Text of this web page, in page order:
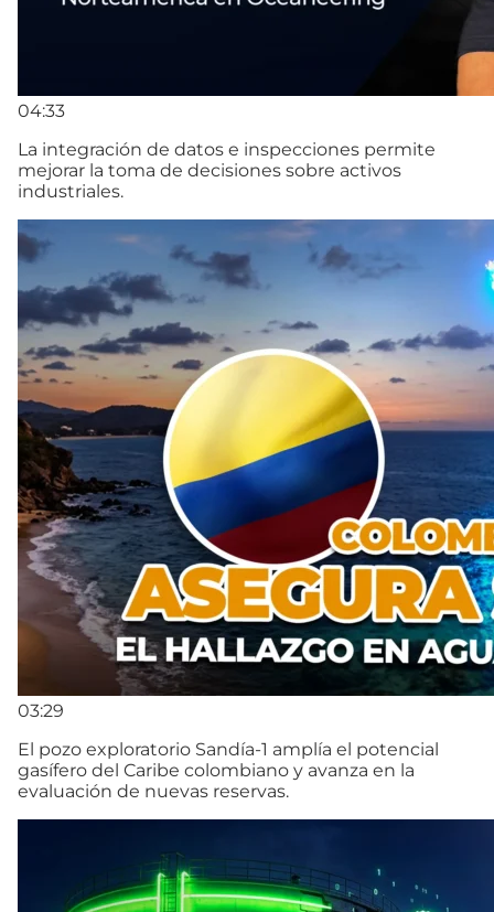
04:33
La integración de datos e inspecciones permite
mejorar la toma de decisiones sobre activos
industriales.
03:29
El pozo exploratorio Sandía-1 amplía el potencial
gasífero del Caribe colombiano y avanza en la
evaluación de nuevas reservas.